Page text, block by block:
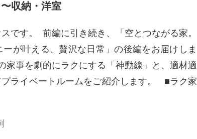
収納・洋室
です。 前編に引き続き、「空とつながる家。
が叶える、贅沢な日常」の後編をお届けしま
家事を劇的にラクにする「神動線」と、適材適
ライベートルームをご紹介します。 ■ラク家